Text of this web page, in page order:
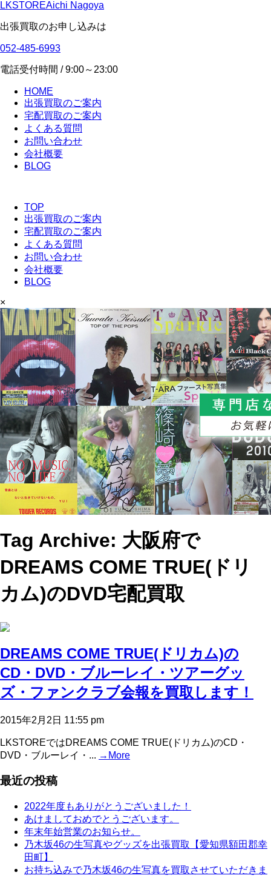
LKSTOREAichi Nagoya
出張買取のお申し込みは
052-485-6993
電話受付時間 / 9:00～23:00
HOME
出張買取のご案内
宅配買取のご案内
よくある質問
お問い合わせ
会社概要
BLOG
TOP
出張買取のご案内
宅配買取のご案内
よくある質問
お問い合わせ
会社概要
BLOG
×
Tag Archive: 大阪府で
DREAMS COME TRUE(ドリ
カム)のDVD宅配買取
DREAMS COME TRUE(ドリカム)の
CD・DVD・ブルーレイ・ツアーグッ
ズ・ファンクラブ会報を買取します！
2015年2月2日 11:55 pm
LKSTOREではDREAMS COME TRUE(ドリカム)のCD・
DVD・ブルーレイ・... →More
最近の投稿
2022年度もありがとうございました！
あけましておめでとうございます。
年末年始営業のお知らせ。
乃木坂46の生写真やグッズを出張買取【愛知県額田郡幸
田町】
お持ち込みで乃木坂46の生写真を買取させていただきま